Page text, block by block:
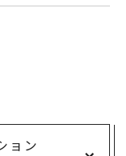
ョン